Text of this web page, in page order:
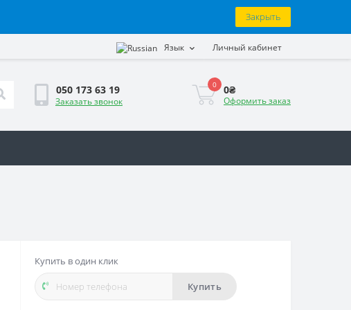
Закрыть
Язык Личный кабинет
050 173 63 19
Заказать звонок
0 0₴
Оформить заказ
Купить в один клик
Купить